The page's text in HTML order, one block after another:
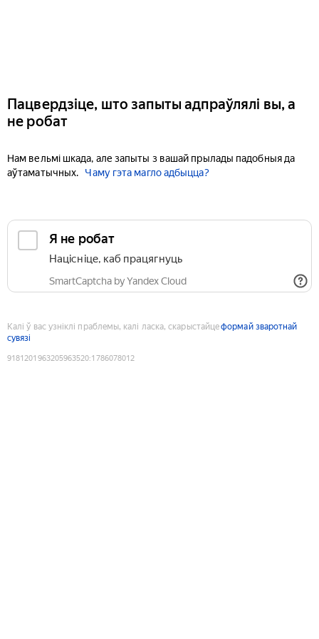
Пацвердзіце, што запыты адпраўлялі вы, а
не робат
Нам вельмі шкада, але запыты з вашай прылады падобныя да
аўтаматычных.
Чаму гэта магло адбыцца?
Я не робат
Націсніце, каб працягнуць
SmartCaptcha by Yandex Cloud
Калі ў вас узніклі праблемы, калі ласка, скарыстайцеформай зваротнай
сувязі
9181201963205963520:1786078012